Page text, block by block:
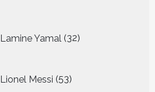
Lamine Yamal 32
producten
Lionel Messi 53
producten